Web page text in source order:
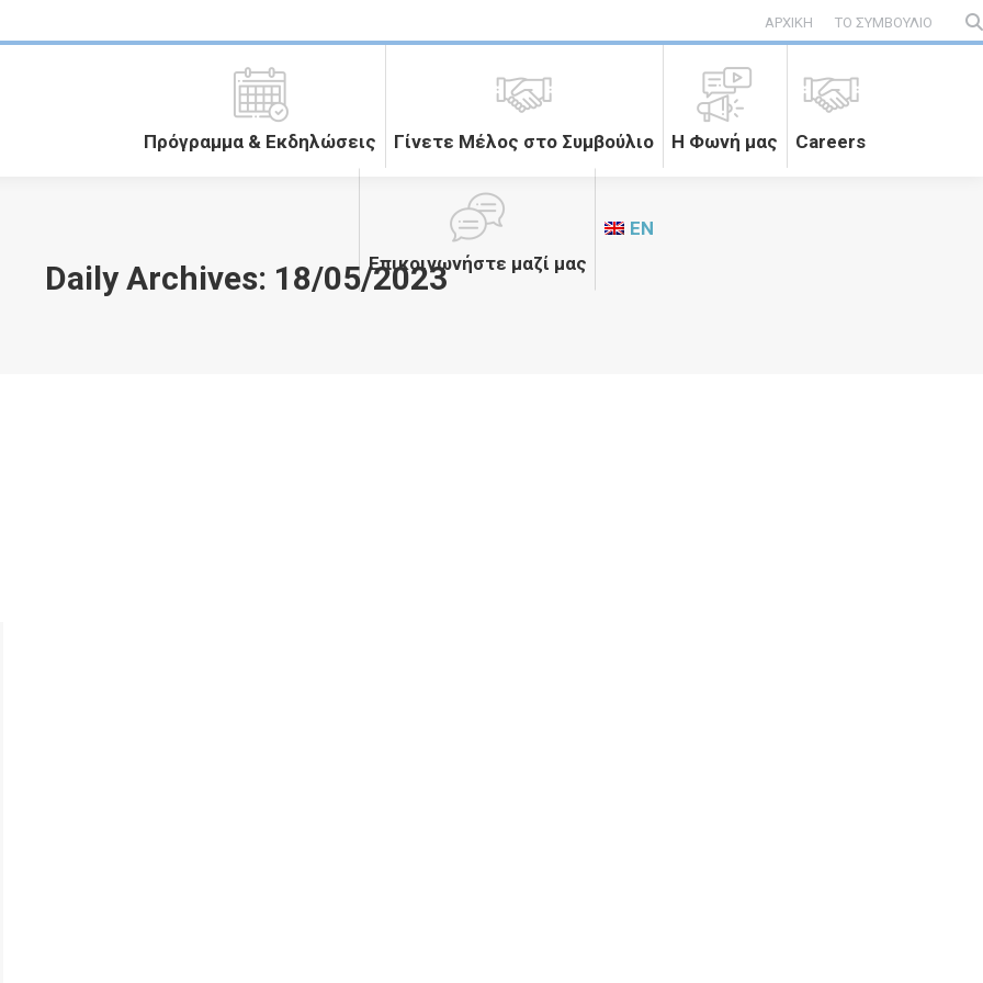
ΑΡΧΙΚΗ ΤΟ ΣΥΜΒΟΥΛΙΟ
Πρόγραμμα & Εκδηλώσεις Γίνετε Μέλος στο Συμβούλιο Η Φωνή μας Careers
Επικοινωνήστε μαζί μας
EN
Daily Archives: 18/05/2023